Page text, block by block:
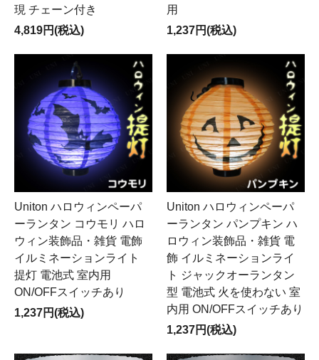
現 チェーン付き
4,819円(税込)
用
1,237円(税込)
Uniton ハロウィンペーパ
ーランタン コウモリ ハロ
ウィン装飾品・雑貨 電飾
イルミネーションライト
提灯 電池式 室内用
ON/OFFスイッチあり
1,237円(税込)
Uniton ハロウィンペーパ
ーランタン パンプキン ハ
ロウィン装飾品・雑貨 電
飾 イルミネーションライ
ト ジャックオーランタン
型 電池式 火を使わない 室
内用 ON/OFFスイッチあり
1,237円(税込)